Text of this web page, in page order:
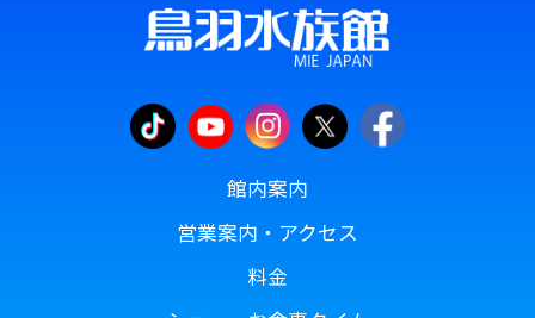
館内案内
営業案内・アクセス
料金